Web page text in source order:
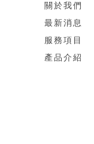
關於我們
最新消息
服務項目
產品介紹